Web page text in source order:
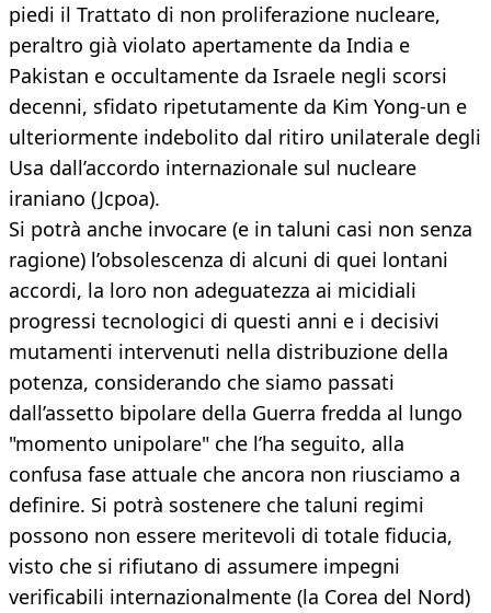
piedi il Trattato di non proliferazione nucleare,
peraltro già violato apertamente da India e
Pakistan e occultamente da Israele negli scorsi
decenni, sfidato ripetutamente da Kim Yong-un e
ulteriormente indebolito dal ritiro unilaterale degli
Usa dall’accordo internazionale sul nucleare
iraniano (Jcpoa).
Si potrà anche invocare (e in taluni casi non senza
ragione) l’obsolescenza di alcuni di quei lontani
accordi, la loro non adeguatezza ai micidiali
progressi tecnologici di questi anni e i decisivi
mutamenti intervenuti nella distribuzione della
potenza, considerando che siamo passati
dall’assetto bipolare della Guerra fredda al lungo
"momento unipolare" che l’ha seguito, alla
confusa fase attuale che ancora non riusciamo a
definire. Si potrà sostenere che taluni regimi
possono non essere meritevoli di totale fiducia,
visto che si rifiutano di assumere impegni
verificabili internazionalmente (la Corea del Nord)